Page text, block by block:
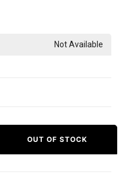
Not Available
OUT OF STOCK